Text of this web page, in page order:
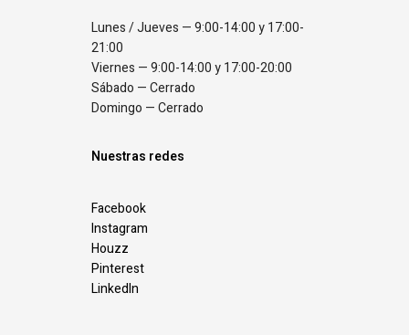
Lunes / Jueves — 9:00-14:00 y 17:00-
21:00
Viernes — 9:00-14:00 y 17:00-20:00
Sábado — Cerrado
Domingo — Cerrado
Nuestras redes
Facebook
Instagram
Houzz
Pinterest
LinkedIn